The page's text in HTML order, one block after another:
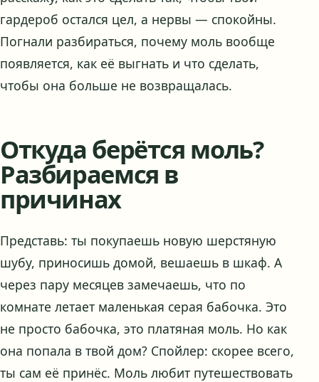
гардероб остался цел, а нервы — спокойны.
Погнали разбираться, почему моль вообще
появляется, как её выгнать и что сделать,
чтобы она больше не возвращалась.
Откуда берётся моль?
Разбираемся в
причинах
Представь: ты покупаешь новую шерстяную
шубу, приносишь домой, вешаешь в шкаф. А
через пару месяцев замечаешь, что по
комнате летает маленькая серая бабочка. Это
не просто бабочка, это платяная моль. Но как
она попала в твой дом? Спойлер: скорее всего,
ты сам её принёс. Моль любит путешествовать